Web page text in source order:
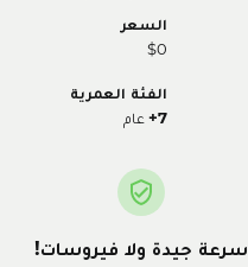
السعر
$0
الفئة العمرية
7+
عام
سرعة جيدة ولا فيروسات!